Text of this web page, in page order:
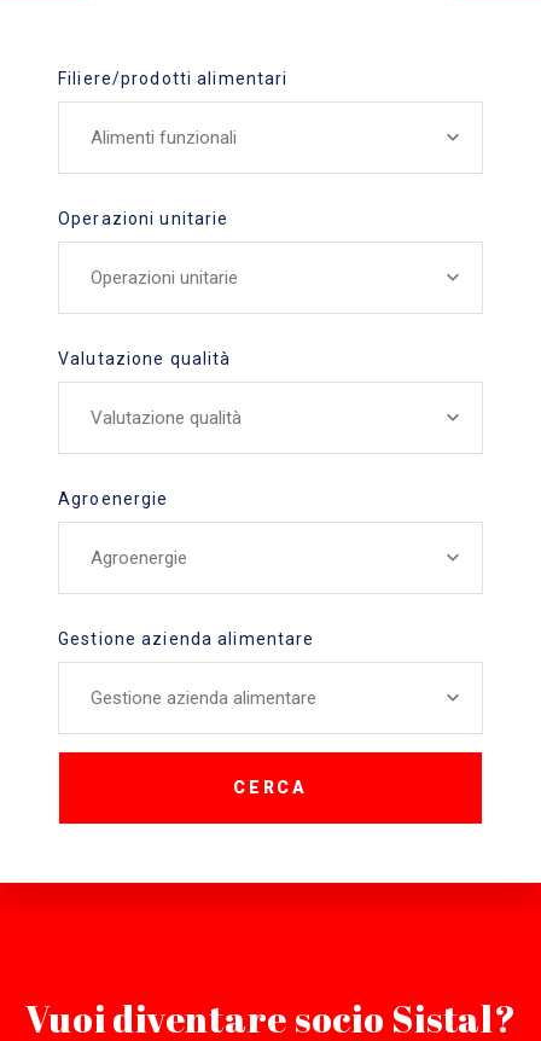
Filiere/prodotti alimentari
Alimenti funzionali
Operazioni unitarie
Operazioni unitarie
Valutazione qualità
Valutazione qualità
Agroenergie
Agroenergie
Gestione azienda alimentare
Gestione azienda alimentare
CERCA
Vuoi diventare socio Sistal?